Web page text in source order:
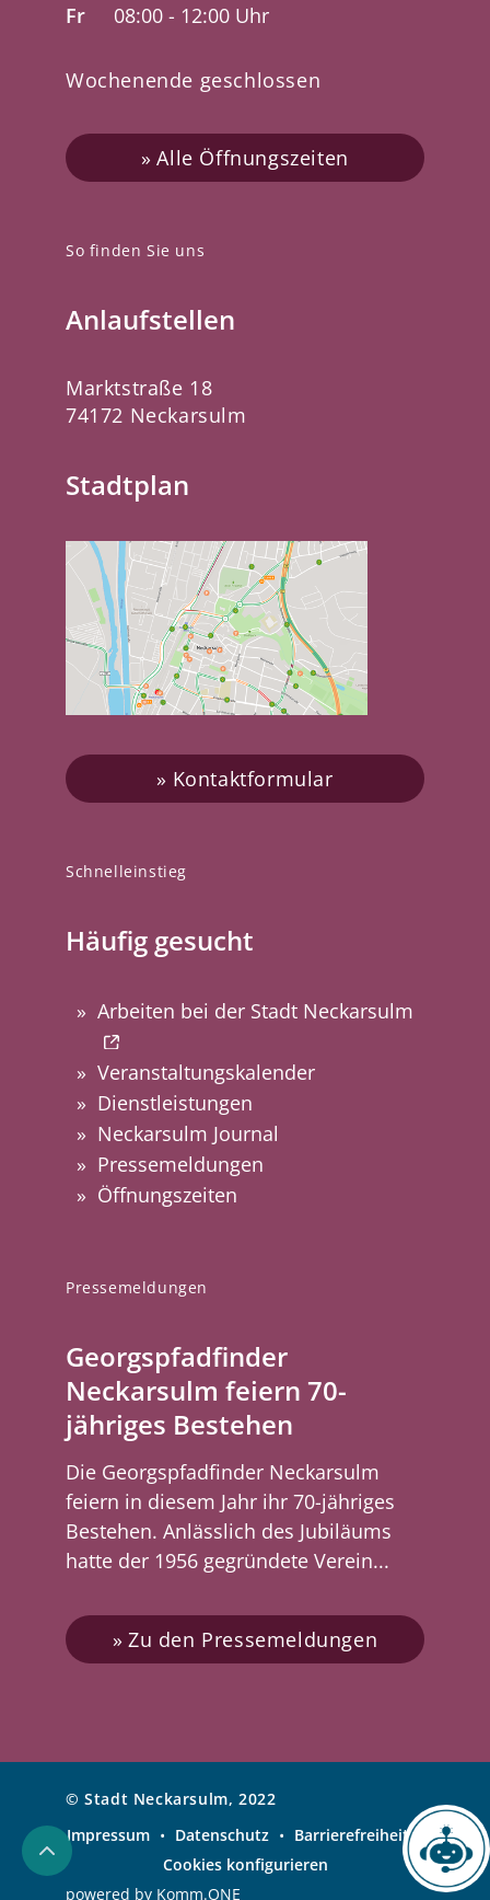
Pressemeldungen
Georgspfadfinder
Neckarsulm feiern 70-
jähriges Bestehen
Die Georgspfadfinder Neckarsulm
feiern in diesem Jahr ihr 70-jähriges
Bestehen. Anlässlich des Jubiläums
hatte der 1956 gegründete Verein...
Zu den Pressemeldungen
Schnelleinstieg
Häufig gesucht
Arbeiten bei der Stadt Neckarsulm
Veranstaltungskalender
Dienstleistungen
Neckarsulm Journal
Pressemeldungen
Öffnungszeiten
So finden Sie uns
Anlaufstellen
Marktstraße 18
74172 Neckarsulm
Stadtplan
Kontaktformular
Fr
08:00 - 12:00 Uhr
Wochenende geschlossen
Alle Öffnungszeiten
© Stadt Neckarsulm, 2022
Impressum • Datenschutz • Barrierefreiheit
Cookies konfigurieren
powered by Komm.ONE
Chatbot